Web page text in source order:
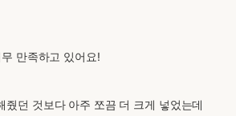
만족하고 있어요!
줬던 것보다 아주 쪼끔 더 크게 넣었는데